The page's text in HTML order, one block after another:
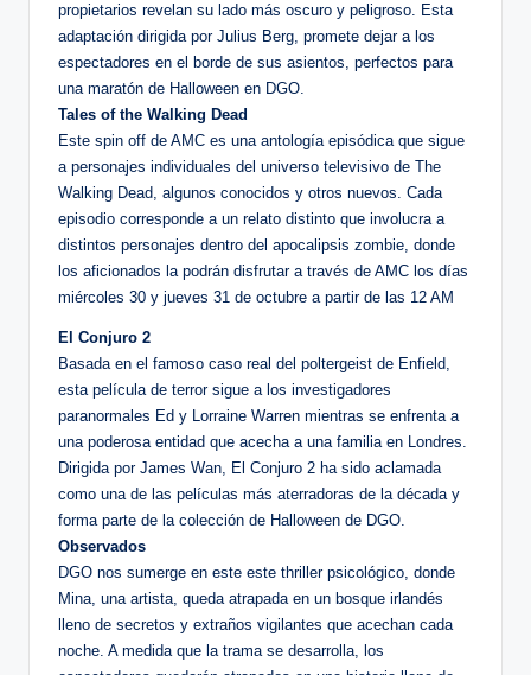
propietarios revelan su lado más oscuro y peligroso. Esta
adaptación dirigida por Julius Berg, promete dejar a los
espectadores en el borde de sus asientos, perfectos para
una maratón de Halloween en DGO.
Tales of the Walking Dead
Este spin off de AMC es una antología episódica que sigue
a personajes individuales del universo televisivo de The
Walking Dead, algunos conocidos y otros nuevos. Cada
episodio corresponde a un relato distinto que involucra a
distintos personajes dentro del apocalipsis zombie, donde
los aficionados la podrán disfrutar a través de AMC los días
miércoles 30 y jueves 31 de octubre a partir de las 12 AM
El Conjuro 2
Basada en el famoso caso real del poltergeist de Enfield,
esta película de terror sigue a los investigadores
paranormales Ed y Lorraine Warren mientras se enfrenta a
una poderosa entidad que acecha a una familia en Londres.
Dirigida por James Wan, El Conjuro 2 ha sido aclamada
como una de las películas más aterradoras de la década y
forma parte de la colección de Halloween de DGO.
Observados
DGO nos sumerge en este este thriller psicológico, donde
Mina, una artista, queda atrapada en un bosque irlandés
lleno de secretos y extraños vigilantes que acechan cada
noche. A medida que la trama se desarrolla, los